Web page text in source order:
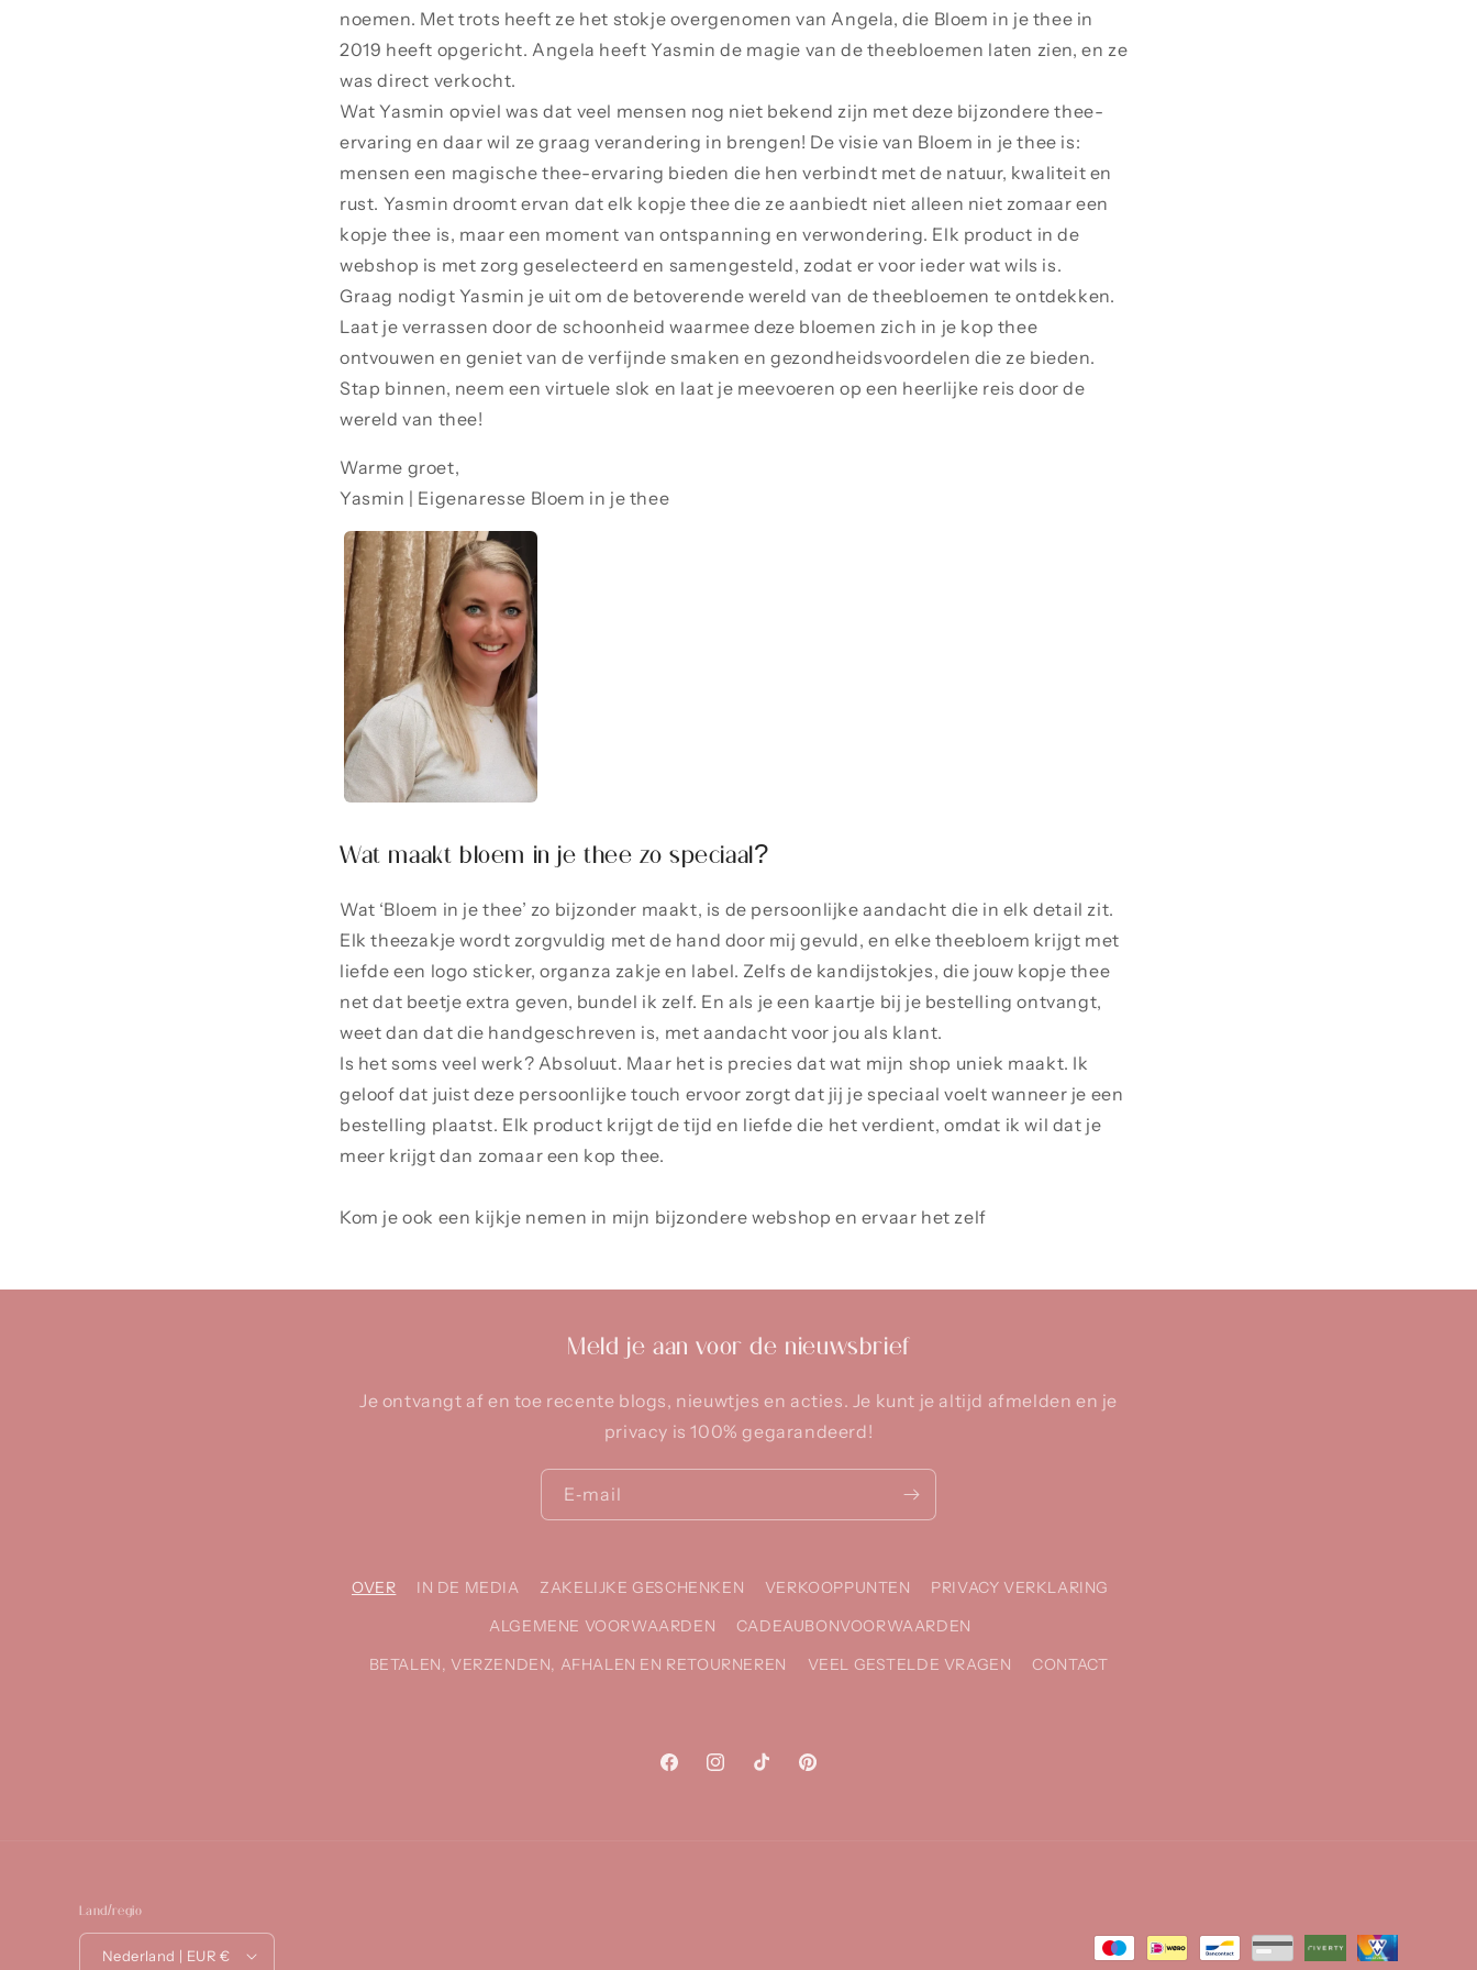
noemen. Met trots heeft ze het stokje overgenomen van Angela, die Bloem in je thee in
2019 heeft opgericht. Angela heeft Yasmin de magie van de theebloemen laten zien, en ze
was direct verkocht.
Wat Yasmin opviel was dat veel mensen nog niet bekend zijn met deze bijzondere thee-
ervaring en daar wil ze graag verandering in brengen! De visie van Bloem in je thee is:
mensen een magische thee-ervaring bieden die hen verbindt met de natuur, kwaliteit en
rust. Yasmin droomt ervan dat elk kopje thee die ze aanbiedt niet alleen niet zomaar een
kopje thee is, maar een moment van ontspanning en verwondering. Elk product in de
webshop is met zorg geselecteerd en samengesteld, zodat er voor ieder wat wils is.
Graag nodigt Yasmin je uit om de betoverende wereld van de theebloemen te ontdekken.
Laat je verrassen door de schoonheid waarmee deze bloemen zich in je kop thee
ontvouwen en geniet van de verfijnde smaken en gezondheidsvoordelen die ze bieden.
Stap binnen, neem een virtuele slok en laat je meevoeren op een heerlijke reis door de
wereld van thee!
Warme groet,
Yasmin | Eigenaresse Bloem in je thee
Wat maakt bloem in je thee zo speciaal?
Wat ‘Bloem in je thee’ zo bijzonder maakt, is de persoonlijke aandacht die in elk detail zit.
Elk theezakje wordt zorgvuldig met de hand door mij gevuld, en elke theebloem krijgt met
liefde een logo sticker, organza zakje en label. Zelfs de kandijstokjes, die jouw kopje thee
net dat beetje extra geven, bundel ik zelf. En als je een kaartje bij je bestelling ontvangt,
weet dan dat die handgeschreven is, met aandacht voor jou als klant.
Is het soms veel werk? Absoluut. Maar het is precies dat wat mijn shop uniek maakt. Ik
geloof dat juist deze persoonlijke touch ervoor zorgt dat jij je speciaal voelt wanneer je een
bestelling plaatst. Elk product krijgt de tijd en liefde die het verdient, omdat ik wil dat je
meer krijgt dan zomaar een kop thee.
Kom je ook een kijkje nemen in mijn bijzondere webshop en ervaar het zelf
Meld je aan voor de nieuwsbrief
Je ontvangt af en toe recente blogs, nieuwtjes en acties. Je kunt je altijd afmelden en je
privacy is 100% gegarandeerd!
E‑mail
OVER IN DE MEDIA ZAKELIJKE GESCHENKEN VERKOOPPUNTEN
PRIVACY VERKLARING
ALGEMENE VOORWAARDEN
CADEAUBONVOORWAARDEN
BETALEN, VERZENDEN, AFHALEN EN RETOURNEREN
VEEL GESTELDE VRAGEN CONTACT
FacebookInstagramTikTok Pinterest
Land/regio
Nederland | EUR € Betaalmethoden